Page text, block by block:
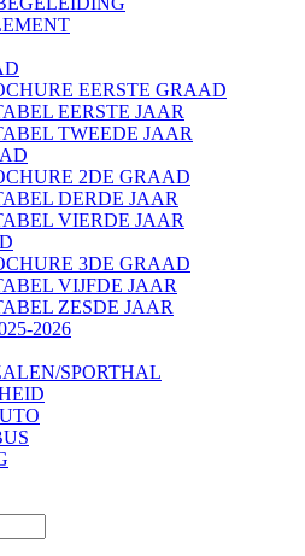
EERSTE GRAAD
EERSTE JAAR
TWEEDE JAAR
2DE GRAAD
DERDE JAAR
VIERDE JAAR
3DE GRAAD
VIJFDE JAAR
ZESDE JAAR
2026
SPORTHAL